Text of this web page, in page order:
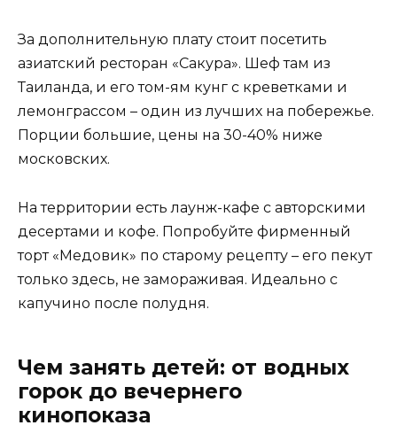
За дополнительную плату стоит посетить
азиатский ресторан «Сакура». Шеф там из
Таиланда, и его том-ям кунг с креветками и
лемонграссом – один из лучших на побережье.
Порции большие, цены на 30-40% ниже
московских.
На территории есть лаунж-кафе с авторскими
десертами и кофе. Попробуйте фирменный
торт «Медовик» по старому рецепту – его пекут
только здесь, не замораживая. Идеально с
капучино после полудня.
Чем занять детей: от водных
горок до вечернего
кинопоказа